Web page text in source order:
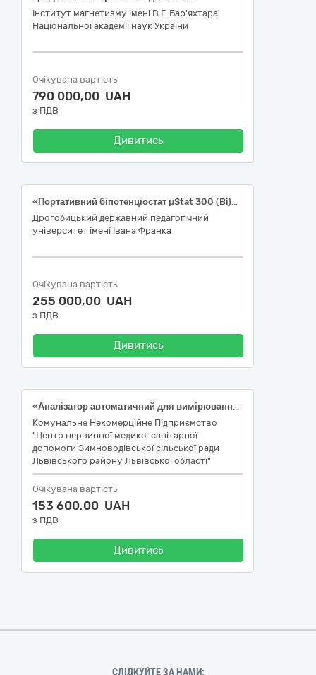
Інститут магнетизму імені В.Г. Бар'яхтара
Національної академії наук України
Очікувана вартість
790 000,00 UAH
з ПДВ
Дивитись
«Портативний біпотенціостат µStat 300 (Bi)potentiostat, Metrohm DropSens (або еквівалент) з комплектуючими елементами» за кодом ДК 021:2015: 38430000-8 Детектори та аналізатори
Дрогобицький державний педагогічний
університет імені Івана Франка
Очікувана вартість
255 000,00 UAH
з ПДВ
Дивитись
«Аналізатор автоматичний для вимірювання концентрації глюкози ЕКСАН-ГM (EKSAN-GM) або еквівалент (код ДК 021:2015: 38430000-8 Детектори та аналізатори)», НК 031:2024 W02010102
Комунальне Некомерційне Підприємство
"Центр первинної медико-санітарної
допомоги Зимноводівської сільської ради
Львівського району Львівської області"
Очікувана вартість
153 600,00 UAH
з ПДВ
Дивитись
СЛІДКУЙТЕ ЗА НАМИ: